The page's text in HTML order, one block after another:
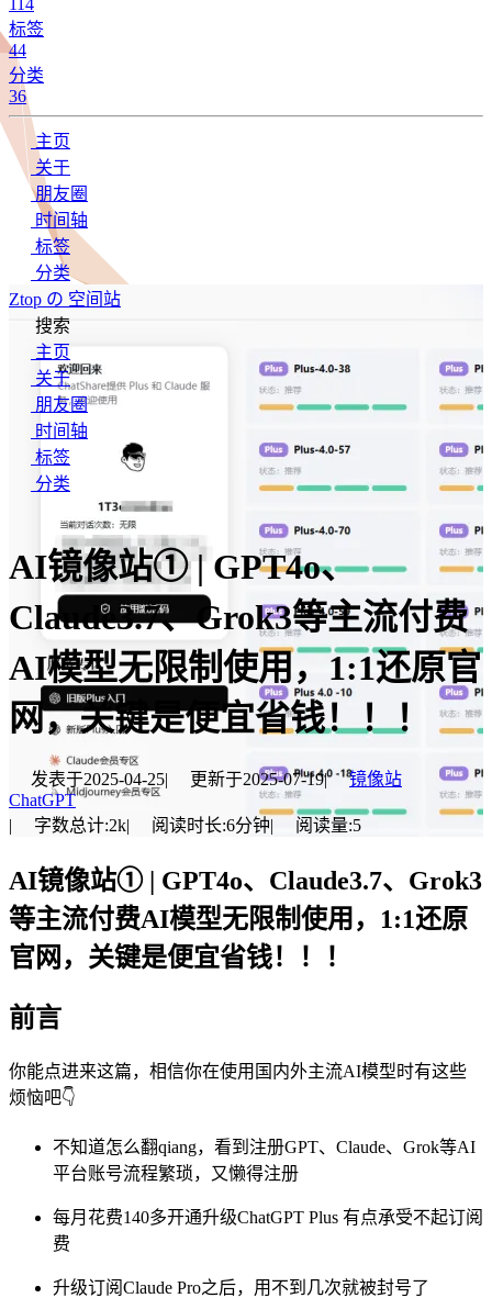
114
标签
44
分类
36
主页
关于
朋友圈
时间轴
标签
分类
Ztop の 空间站
搜索
主页
关于
朋友圈
时间轴
标签
分类
AI镜像站① | GPT4o、
Claude3.7、Grok3等主流付费
AI模型无限制使用，1:1还原官
网，关键是便宜省钱！！！
发表于2025-04-25| 更新于2025-07-19|
镜像站
ChatGPT
|
字数总计:2k| 阅读时长:6分钟| 阅读量:5
AI镜像站① | GPT4o、Claude3.7、Grok3
等主流付费AI模型无限制使用，1:1还原
官网，关键是便宜省钱！！！
前言
你能点进来这篇，相信你在使用国内外主流AI模型时有这些
烦恼吧👇
不知道怎么翻qiang，看到注册GPT、Claude、Grok等AI
平台账号流程繁琐，又懒得注册
每月花费140多开通升级ChatGPT Plus 有点承受不起订阅
费
升级订阅Claude Pro之后，用不到几次就被封号了